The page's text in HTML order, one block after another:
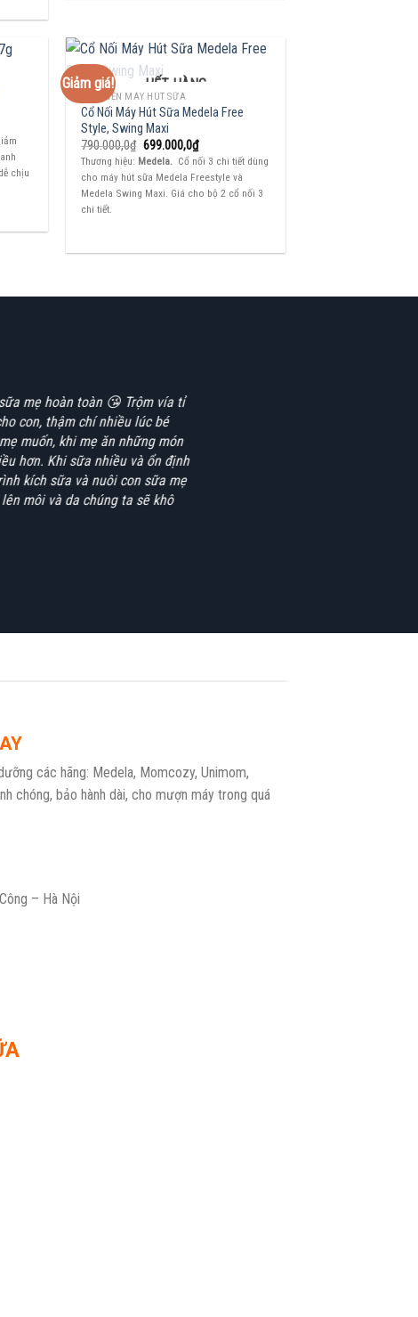
chịu
Giảm giá! HẾT HÀNG
PHỤ KIỆN MÁY HÚT SỮA
Cổ Nối Máy Hút Sữa Medela Free
Style, Swing Maxi
790.000,0₫ Giá
gốc
là:
790.000,0₫.
699.000,0₫Giá
hiện
tại
là:
699.000,0₫.
Thương hiệu: Medela. Cổ nối 3 chi tiết dùng
cho máy hút sữa Medela Freestyle và
Medela Swing Maxi. Giá cho bộ 2 cổ nối 3
chi tiết.
mẹ hoàn toàn 😘 Trộm vía tỉ
con, thậm chí nhiều lúc bé
muốn, khi mẹ ăn những món
hơn. Khi sữa nhiều và ổn định
kích sữa và nuôi con sữa mẹ
môi và da chúng ta sẽ khô
các hãng: Medela, Momcozy, Unimom,
chóng, bảo hành dài, cho mượn máy trong quá
– Hà Nội